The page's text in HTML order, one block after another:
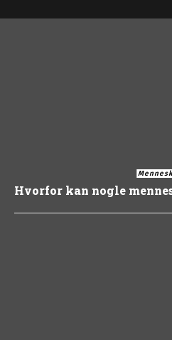
Hvorfor kan nogle